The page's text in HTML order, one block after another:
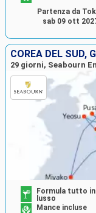
Partenza da
sab 09 ott
COREA DEL SUD,
29 giorni, Seabourn
Formula tutto
lusso
Mance incluse